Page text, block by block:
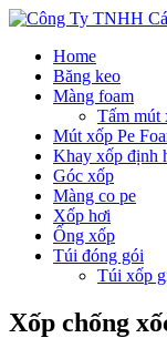
Home
Băng keo
Màng foam
Tấm mút
Mút xốp Pe
Khay xốp định
Góc xốp
Màng co pe
Xốp hơi
Ống xốp
Túi đóng gói
Túi xốp
Xốp chống